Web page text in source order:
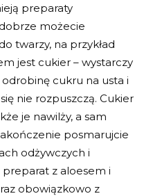
preparaty
możecie
twarzy, na przykład
jest cukier – wystarczy
cukru na usta i
nie rozpuszczą. Cukier
je nawilży, a sam
posmarujcie
odżywczych i
z aloesem i
obowiązkowo z